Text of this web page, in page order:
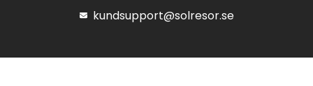
kundsupport@solresor.se